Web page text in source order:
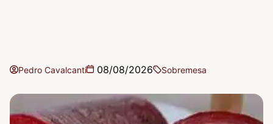
Pedro Cavalcanti 08/08/2026 Sobremesa